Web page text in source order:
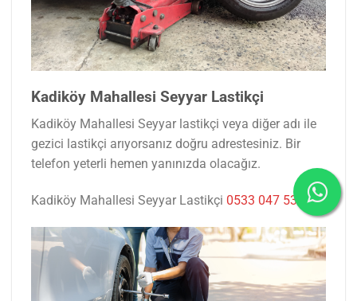
Kadiköy Mahallesi Seyyar Lastikçi
Kadiköy Mahallesi Seyyar lastikçi veya diğer adı ile
gezici lastikçi arıyorsanız doğru adrestesiniz. Bir
telefon yeterli hemen yanınızda olacağız.
Kadiköy Mahallesi Seyyar Lastikçi 0533 047 53 77